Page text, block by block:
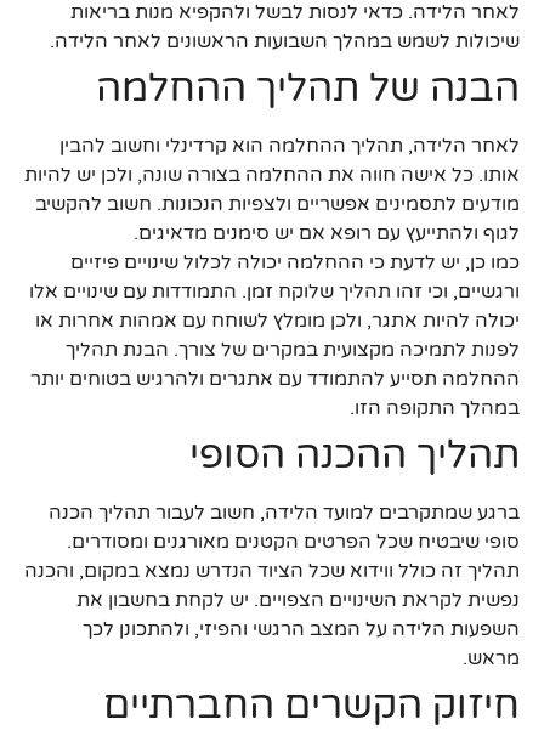
לאחר הלידה. כדאי לנסות לבשל ולהקפיא מנות בריאות
שיכולות לשמש במהלך השבועות הראשונים לאחר הלידה.
הבנה של תהליך ההחלמה
לאחר הלידה, תהליך ההחלמה הוא קרדינלי וחשוב להבין
אותו. כל אישה חווה את ההחלמה בצורה שונה, ולכן יש להיות
מודעים לתסמינים אפשריים ולצפיות הנכונות. חשוב להקשיב
לגוף ולהתייעץ עם רופא אם יש סימנים מדאיגים.
כמו כן, יש לדעת כי ההחלמה יכולה לכלול שינויים פיזיים
ורגשיים, וכי זהו תהליך שלוקח זמן. התמודדות עם שינויים אלו
יכולה להיות אתגר, ולכן מומלץ לשוחח עם אמהות אחרות או
לפנות לתמיכה מקצועית במקרים של צורך. הבנת תהליך
ההחלמה תסייע להתמודד עם אתגרים ולהרגיש בטוחים יותר
במהלך התקופה הזו.
תהליך ההכנה הסופי
ברגע שמתקרבים למועד הלידה, חשוב לעבור תהליך הכנה
סופי שיבטיח שכל הפרטים הקטנים מאורגנים ומסודרים.
תהליך זה כולל ווידוא שכל הציוד הנדרש נמצא במקום, והכנה
נפשית לקראת השינויים הצפויים. יש לקחת בחשבון את
השפעות הלידה על המצב הרגשי והפיזי, ולהתכונן לכך
מראש.
חיזוק הקשרים החברתיים